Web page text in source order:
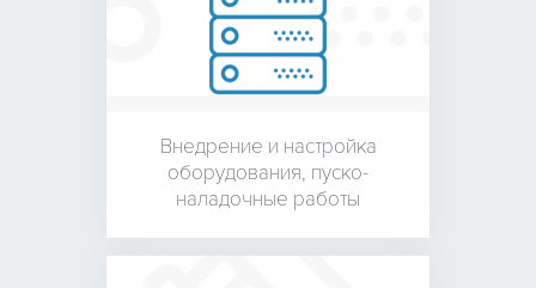
Внедрение и настройка
оборудования, пуско-
наладочные работы